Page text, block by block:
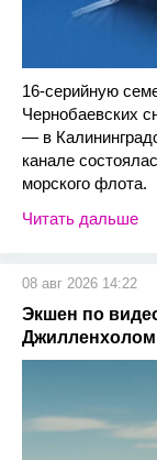
16-серийную
Чернобаевских
— в
канале
морского флота.
Читать дальше
08 авг 2026 14:22
Экшен по
Джилленхолом